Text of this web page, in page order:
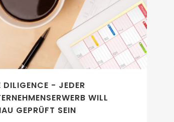
DILIGENCE - JEDER
WILL
GEPRÜFT SEIN